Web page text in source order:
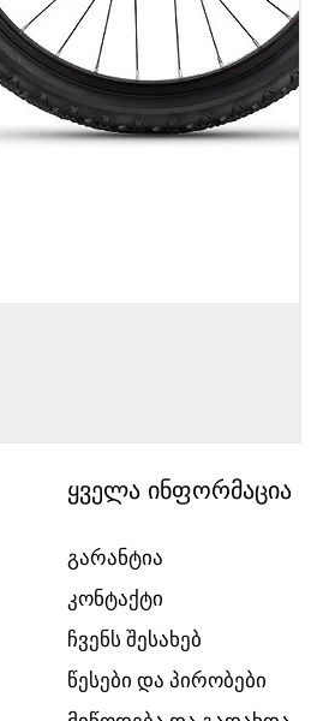
ყველა ინფორმაცია
გარანტია
კონტაქტი
ჩვენს შესახებ
წესები და პირობები